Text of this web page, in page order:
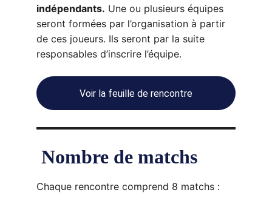
indépendants. Une ou plusieurs équipes
seront formées par l’organisation à partir
de ces joueurs. Ils seront par la suite
responsables d’inscrire l’équipe.
Voir la feuille de rencontre
Nombre de matchs
Chaque rencontre comprend 8 matchs :